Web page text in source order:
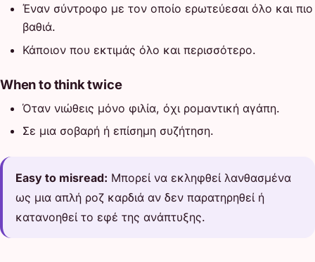
Έναν σύντροφο με τον οποίο ερωτεύεσαι όλο και πιο
βαθιά.
Κάποιον που εκτιμάς όλο και περισσότερο.
When to think twice
Όταν νιώθεις μόνο φιλία, όχι ρομαντική αγάπη.
Σε μια σοβαρή ή επίσημη συζήτηση.
Easy to misread: Μπορεί να εκληφθεί λανθασμένα
ως μια απλή ροζ καρδιά αν δεν παρατηρηθεί ή
κατανοηθεί το εφέ της ανάπτυξης.